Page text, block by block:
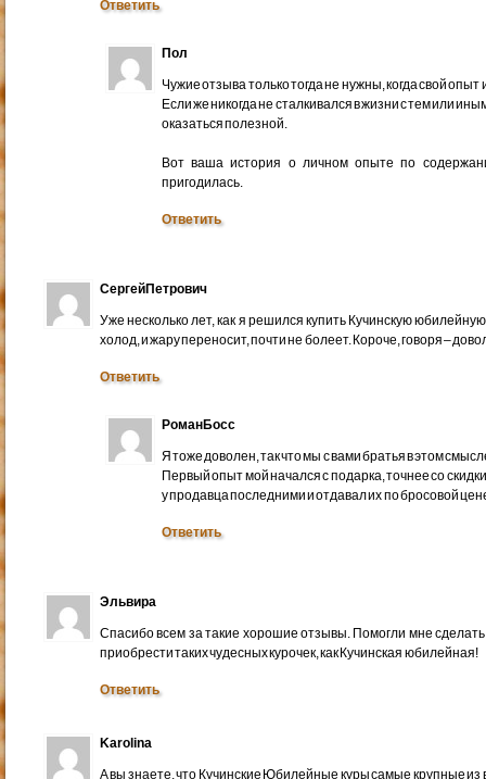
Ответить
Пол
Чужие отзыва только тогда не нужны, когда свой
Если же никогда не сталкивался в жизни с тем или
оказаться полезной.
Вот ваша история о личном опыте по
пригодилась.
Ответить
СергейПетрович
Уже несколько лет, как я решился купить Кучинскую
холод, и жару переносит, почти не болеет. Короче, говоря –
Ответить
РоманБосс
Я тоже доволен, так что мы с вами братья в этом
Первый опыт мой начался с подарка, точнее со
у продавца последними и отдавал их по бросовой
Ответить
Эльвира
Спасибо всем за такие хорошие отзывы. Помогли мне
приобрести таких чудесных курочек, как Кучинская юбилейная!
Ответить
Karolina
А вы знаете, что Кучинские Юбилейные куры самые крупные